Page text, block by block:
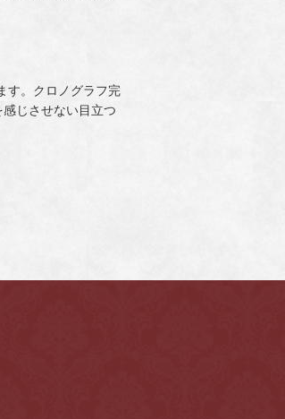
す。クロノグラフ完
じさせない目立つ